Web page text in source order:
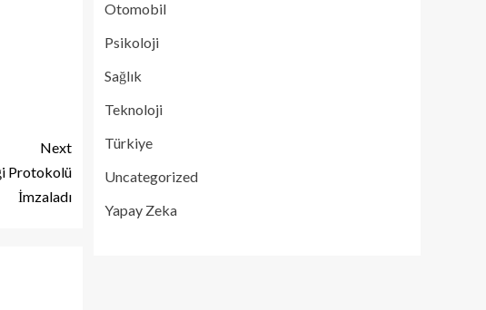
Next
Protokolü
İmzaladı
Otomobil
Psikoloji
Sağlık
Teknoloji
Türkiye
Uncategorized
Yapay Zeka